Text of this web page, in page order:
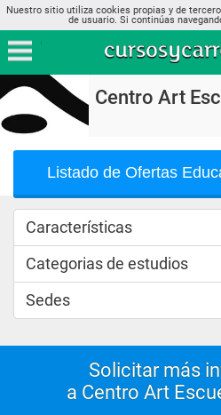
Nuestro sitio utiliza cookies propias y de
de usuario. Si continúas
Centro Art
Listado de Ofertas
Características
Categorias de estudios
Sedes
Solicitar más
a Centro Art